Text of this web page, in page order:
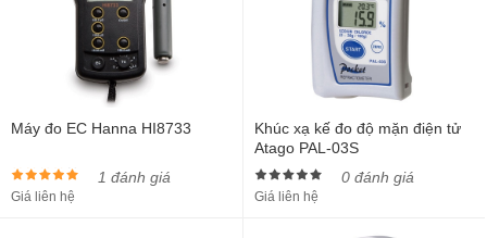
Máy đo EC Hanna HI8733
1 đánh giá
Giá liên hệ
Khúc xạ kế đo độ mặn điện tử
Atago PAL-03S
0 đánh giá
Giá liên hệ